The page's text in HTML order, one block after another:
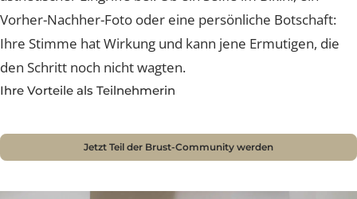
beschäftigen – und tragen zur Sichtbarkeit
ästhetischer Eingriffe bei. Ob ein Selfie im Bikini, ein
Vorher-Nachher-Foto oder eine persönliche Botschaft:
Ihre Stimme hat Wirkung und kann jene Ermutigen, die
Ihre Vorteile als Teilnehmerin